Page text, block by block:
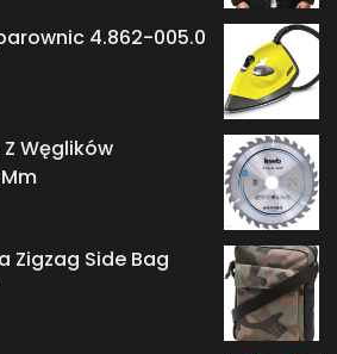
4.862-005.0
Węglików
Zigzag Side Bag